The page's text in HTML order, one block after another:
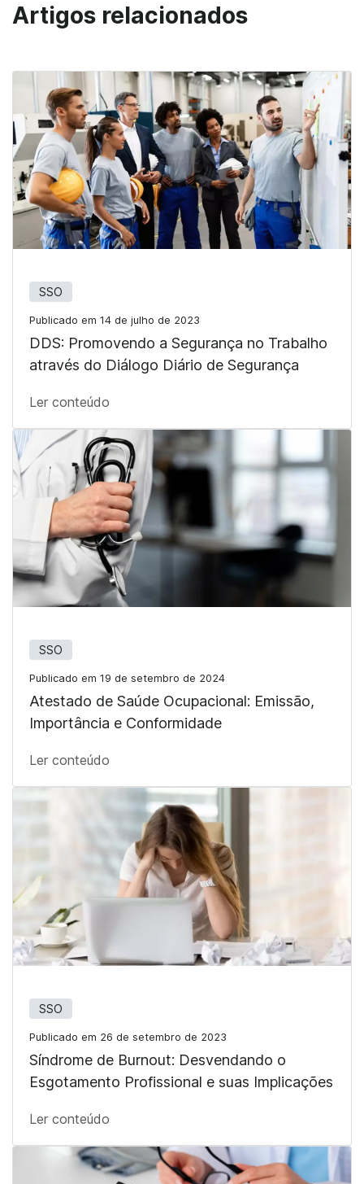
Artigos relacionados
SSO
Publicado em 14 de julho de 2023
DDS: Promovendo a Segurança no Trabalho
através do Diálogo Diário de Segurança
Ler conteúdo
SSO
Publicado em 19 de setembro de 2024
Atestado de Saúde Ocupacional: Emissão,
Importância e Conformidade
Ler conteúdo
SSO
Publicado em 26 de setembro de 2023
Síndrome de Burnout: Desvendando o
Esgotamento Profissional e suas Implicações
Ler conteúdo